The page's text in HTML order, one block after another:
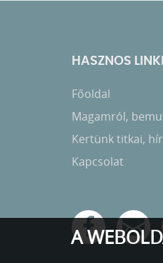
HASZNOS
Főoldal
Magamról,
Kertünk titkai,
Kapcsolat
A